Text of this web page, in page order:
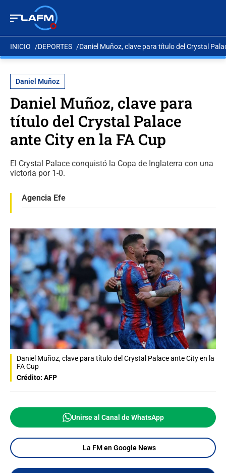
INICIO DEPORTES Daniel Muñoz, clave para título del Crystal
Daniel Muñoz
Daniel Muñoz, clave para
título del Crystal Palace
ante City en la FA Cup
El Crystal Palace conquistó la Copa de Inglaterra con una
victoria por 1-0.
Agencia Efe
Daniel Muñoz, clave para título del Crystal Palace ante City en la
FA Cup
Crédito: AFP
Unirse al Canal de WhatsApp
La FM en Google News